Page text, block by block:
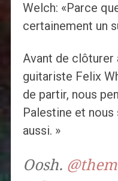
Welch: «Parce
certainement un
Avant de clôturer
guitariste Felix
de partir, nous
Palestine et
aussi. »
Oosh.